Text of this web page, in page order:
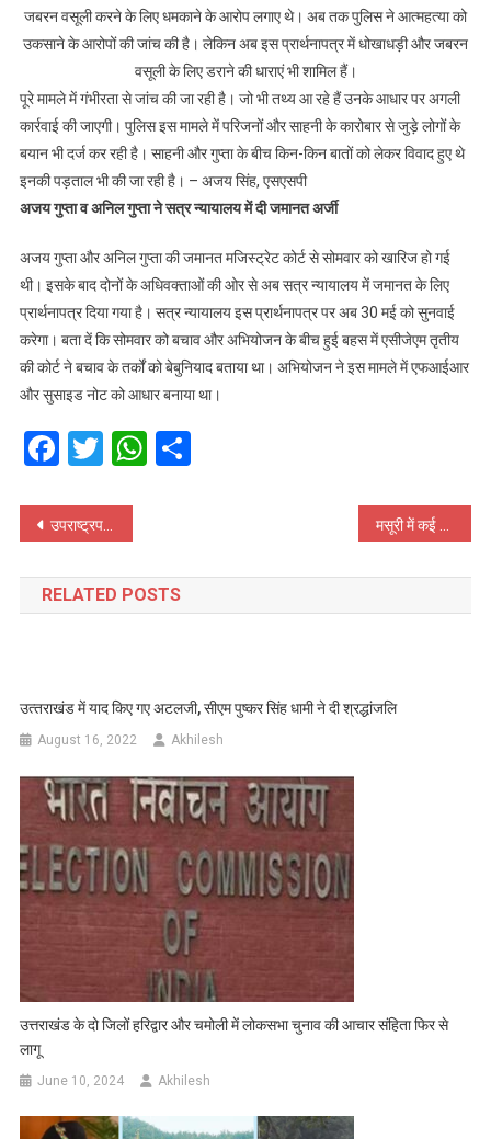
जबरन वसूली करने के लिए धमकाने के आरोप लगाए थे। अब तक पुलिस ने आत्महत्या को
उकसाने के आरोपों की जांच की है। लेकिन अब इस प्रार्थनापत्र में धोखाधड़ी और जबरन
वसूली के लिए डराने की धाराएं भी शामिल हैं।
पूरे मामले में गंभीरता से जांच की जा रही है। जो भी तथ्य आ रहे हैं उनके आधार पर अगली
कार्रवाई की जाएगी। पुलिस इस मामले में परिजनों और साहनी के कारोबार से जुड़े लोगों के
बयान भी दर्ज कर रही है। साहनी और गुप्ता के बीच किन-किन बातों को लेकर विवाद हुए थे
इनकी पड़ताल भी की जा रही है। – अजय सिंह, एसएसपी
अजय गुप्ता व अनिल गुप्ता ने सत्र न्यायालय में दी जमानत अर्जी
अजय गुप्ता और अनिल गुप्ता की जमानत मजिस्ट्रेट कोर्ट से सोमवार को खारिज हो गई
थी। इसके बाद दोनों के अधिवक्ताओं की ओर से अब सत्र न्यायालय में जमानत के लिए
प्रार्थनापत्र दिया गया है। सत्र न्यायालय इस प्रार्थनापत्र पर अब 30 मई को सुनवाई
करेगा। बता दें कि सोमवार को बचाव और अभियोजन के बीच हुई बहस में एसीजेएम तृतीय
की कोर्ट ने बचाव के तर्कों को बेबुनियाद बताया था। अभियोजन ने इस मामले में एफआईआर
और सुसाइड नोट को आधार बनाया था।
Facebook
TwitterWhatsApp
Share
Post
navigation
उपराष्ट्रपति जगदीप धनखड़ 30 मई को कैंची धाम मंदिर के दौरे पर , ट्रैफिक रूट रहेगा डायवर्ट
RELATED POSTS
उत्‍तराखंड में याद किए गए अटलजी, सीएम पुष्कर सिंह धामी ने दी श्रद्धांजलि
August 16, 2022 Akhilesh
उत्तराखंड के दो जिलों हरिद्वार और चमोली में लोकसभा चुनाव की आचार संहिता फिर से
लागू
June 10, 2024 Akhilesh